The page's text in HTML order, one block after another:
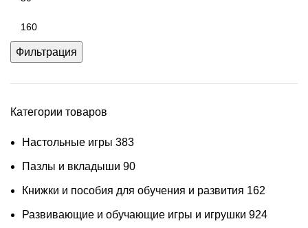
Фильтрация
Категории товаров
Настольные игры 383
Пазлы и вкладыши 90
Книжки и пособия для обучения и развития 162
Развивающие и обучающие игры и игрушки 924